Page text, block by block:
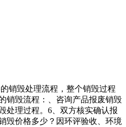
销毁处理流程，整个销毁过程
销毁流程：、咨询产品报废销毁
处理过程。6、双方核实确认报
毁价格多少？因环评验收、环境